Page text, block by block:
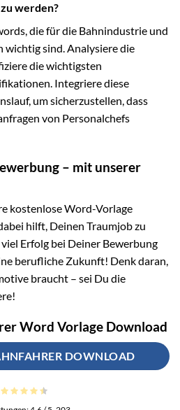
werden?
die für die Bahnindustrie und
wichtig sind. Analysiere die
die wichtigsten
Integriere diese
um sicherzustellen, dass
von Personalchefs
– mit unserer
kostenlose Word-Vorlage
hilft, Deinen Traumjob zu
Erfolg bei Deiner Bewerbung
berufliche Zukunft! Denk daran,
braucht – sei Du die
Word Vorlage Download
DOWNLOAD